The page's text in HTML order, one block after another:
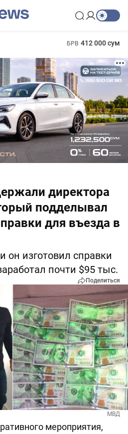
БРВ 412 000 сум
директора
подделывал
для въезда в
он изготовил справки
почти $95 тыс.
Поделиться
МВД
мероприятия,